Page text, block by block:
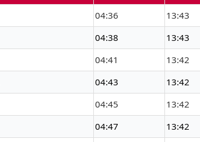
04:36 13:43
04:38 13:43
04:41 13:42
04:43 13:42
04:45 13:42
04:47 13:42